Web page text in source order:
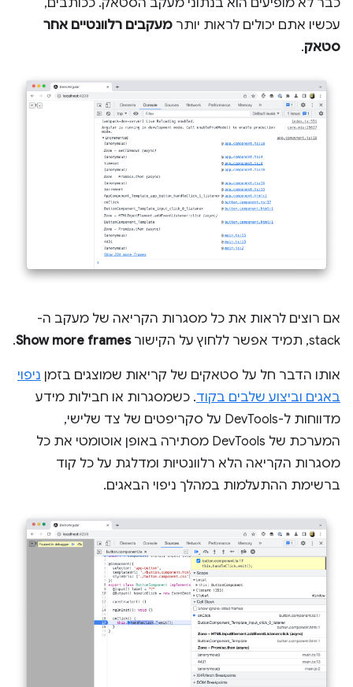
כבר לא מופיעים הוא בנתוני מעקב הסטאק. ככותבים,
עכשיו אתם יכולים לראות יותר מעקבים רלוונטיים אחר
סטאק.
אם רוצים לראות את כל מסגרות הקריאה של מעקב ה-
stack, תמיד אפשר ללחוץ על הקישור
Show more frames
.
אותו הדבר חל על סטאקים של קריאות שמוצגים בזמן ניפוי
באגים וביצוע שלבים בקוד. כשמסגרות או חבילות מידע
מדווחות ל-DevTools על סקריפטים של צד שלישי,
המערכת של DevTools מסתירה באופן אוטומטי את כל
מסגרות הקריאה הלא רלוונטיות ומדלגת על כל קוד
ברשימת ההתעלמות במהלך ניפוי הבאגים.